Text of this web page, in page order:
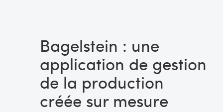
Bagelstein : une
application de gestion
de la production
créée sur mesure